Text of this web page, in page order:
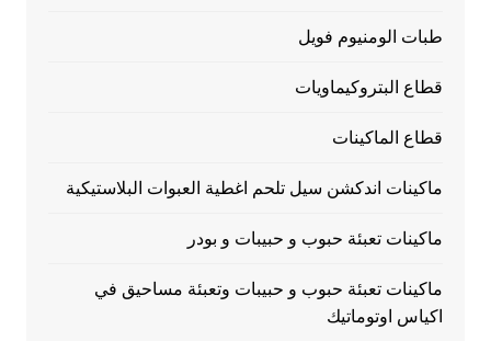
طبات الومنيوم فويل
قطاع البتروكيماويات
قطاع الماكينات
ماكينات اندكشن سيل تلحم اغطية العبوات البلاستيكية
ماكينات تعبئة حبوب و حبيبات و بودر
ماكينات تعبئة حبوب و حبيبات وتعبئة مساحيق في
اكياس اوتوماتيك